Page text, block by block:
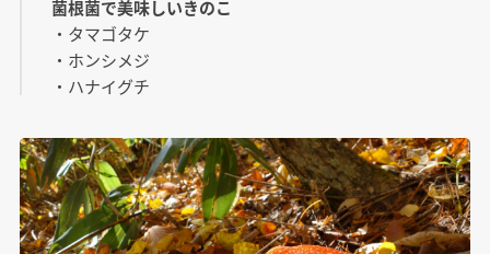
菌根菌で美味しいきのこ
・タマゴタケ
・ホンシメジ
・ハナイグチ